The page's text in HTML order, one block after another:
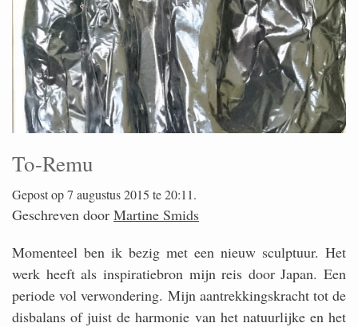
To-Remu
Gepost op 7 augustus 2015 te 20:11.
Geschreven door Martine Smids
Momenteel ben ik bezig met een nieuw sculptuur. Het
werk heeft als inspiratiebron mijn reis door Japan. Een
periode vol verwondering. Mijn aantrekkingskracht tot de
disbalans of juist de harmonie van het natuurlijke en het